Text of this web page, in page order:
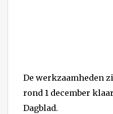
De werkzaamheden
rond 1 december
Dagblad.